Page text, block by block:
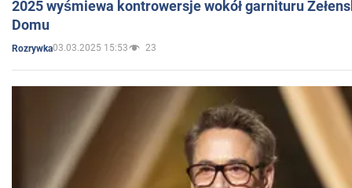
2025 wyśmiewa kontrowersje wokół garnituru
Domu
Rozrywka03.03.2025 15:53 23